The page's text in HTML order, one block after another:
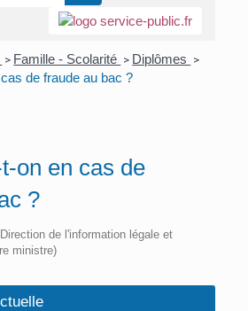
> Famille - Scolarité > Diplômes >
de fraude au bac ?
on en cas de
?
de l'information légale et
ministre)